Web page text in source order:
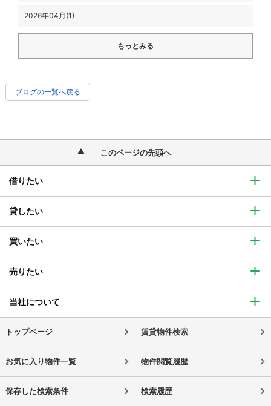
2026年04月(1)
もっとみる
ブログの一覧へ戻る
このページの先頭へ
借りたい
貸したい
買いたい
売りたい
当社について
トップページ 賃貸物件検索
お気に入り物件一覧 物件閲覧履歴
保存した検索条件 検索履歴